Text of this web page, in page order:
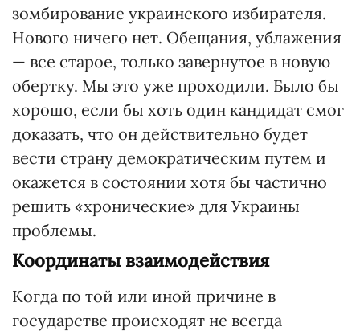
зомбирование украинского избирателя.
Нового ничего нет. Обещания, ублажения
— все старое, только завернутое в новую
обертку. Мы это уже проходили. Было бы
хорошо, если бы хоть один кандидат смог
доказать, что он действительно будет
вести страну демократическим путем и
окажется в состоянии хотя бы частично
решить «хронические» для Украины
проблемы.
Координаты взаимодействия
Когда по той или иной причине в
государстве происходят не всегда